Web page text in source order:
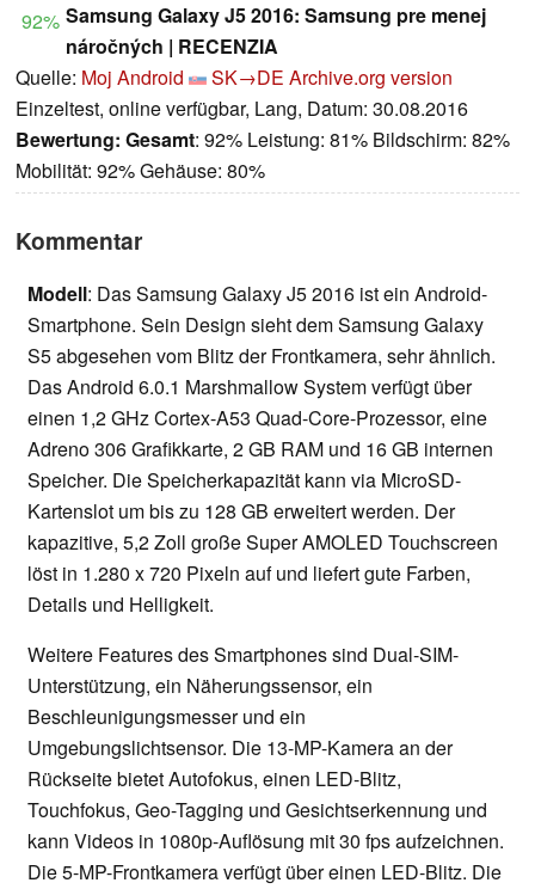
92% Samsung Galaxy J5 2016: Samsung pre menej
náročných | RECENZIA
Quelle: Moj Android SK→DE Archive.org version
Einzeltest, online verfügbar, Lang, Datum: 30.08.2016
Bewertung: Gesamt: 92% Leistung: 81% Bildschirm: 82%
Mobilität: 92% Gehäuse: 80%
Kommentar
Modell: Das Samsung Galaxy J5 2016 ist ein Android-
Smartphone. Sein Design sieht dem Samsung Galaxy
S5 abgesehen vom Blitz der Frontkamera, sehr ähnlich.
Das Android 6.0.1 Marshmallow System verfügt über
einen 1,2 GHz Cortex-A53 Quad-Core-Prozessor, eine
Adreno 306 Grafikkarte, 2 GB RAM und 16 GB internen
Speicher. Die Speicherkapazität kann via MicroSD-
Kartenslot um bis zu 128 GB erweitert werden. Der
kapazitive, 5,2 Zoll große Super AMOLED Touchscreen
löst in 1.280 x 720 Pixeln auf und liefert gute Farben,
Details und Helligkeit.
Weitere Features des Smartphones sind Dual-SIM-
Unterstützung, ein Näherungssensor, ein
Beschleunigungsmesser und ein
Umgebungslichtsensor. Die 13-MP-Kamera an der
Rückseite bietet Autofokus, einen LED-Blitz,
Touchfokus, Geo-Tagging und Gesichtserkennung und
kann Videos in 1080p-Auflösung mit 30 fps aufzeichnen.
Die 5-MP-Frontkamera verfügt über einen LED-Blitz. Die